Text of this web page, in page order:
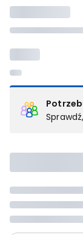
pokoju (lub
i zarezerwuj ją.
kolejnego
zamówienie u
Maksymalna